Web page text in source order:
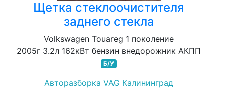
Щетка стеклоочистителя
заднего стекла
Volkswagen Touareg 1 поколение
2005г 3.2л 162кВт бензин внедорожник АКПП
Б/У
Авторазборка VAG Калининград